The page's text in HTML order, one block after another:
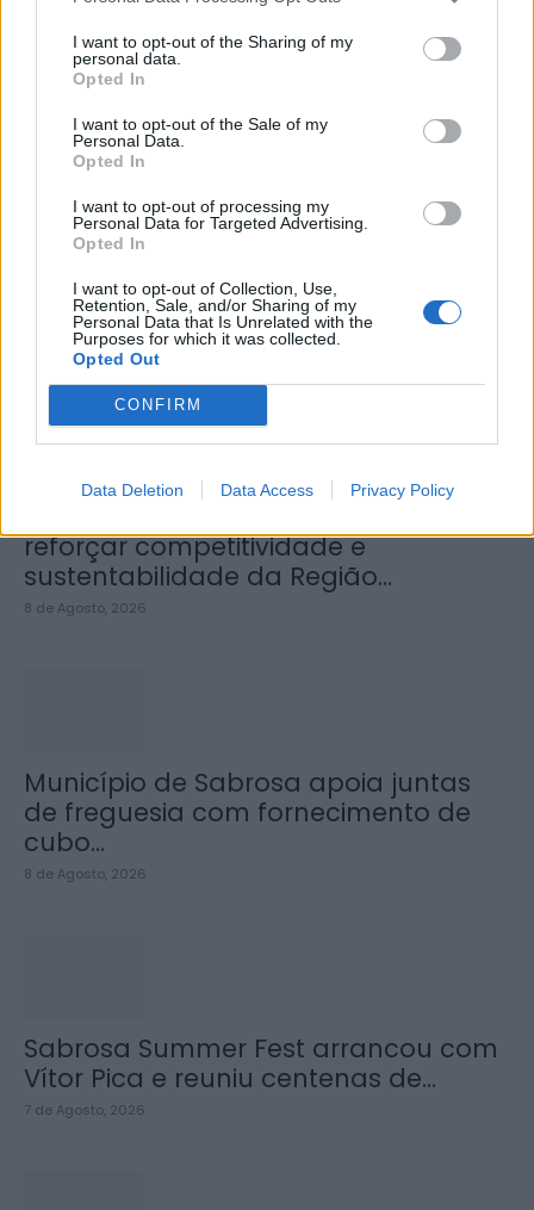
I want to opt-out of the Sharing of my
personal data.
Opted In
I want to opt-out of the Sale of my
Personal Data.
Opted In
I want to opt-out of processing my
Personal Data for Targeted Advertising.
Opted In
I want to opt-out of Collection, Use,
Retention, Sale, and/or Sharing of my
Personal Data that Is Unrelated with the
Purposes for which it was collected.
Opted Out
CONFIRM
Data Deletion Data Access Privacy Policy
Álvaro Santos toma posse esta
sexta-feira como presidente da CCDR
Norte
27 de Fevereiro, 2026
Últimas
reforçar competitividade e
sustentabilidade da Região...
8 de Agosto, 2026
Município de Sabrosa apoia juntas
de freguesia com fornecimento de
cubo...
8 de Agosto, 2026
Sabrosa Summer Fest arrancou com
Vítor Pica e reuniu centenas de...
7 de Agosto, 2026